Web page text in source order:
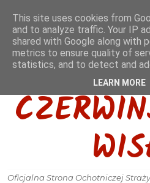
OSP
Oficjalna Strona Ochotniczej
This site uses cookies from
and to analyze traffic. Your IP
shared with Google along with
metrics to ensure quality of
statistics, and to detect and
LEARN MORE